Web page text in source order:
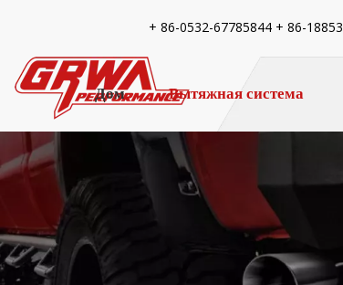
+ 86-0532-67785844 + 86-
Дом Вытяжная система